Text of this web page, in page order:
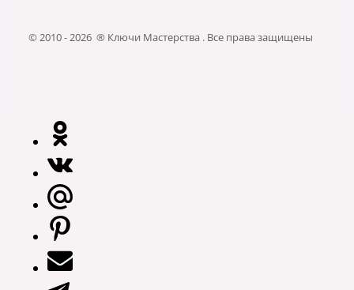
© 2010 - 2026 ® Ключи Мастерства . Все права защищены